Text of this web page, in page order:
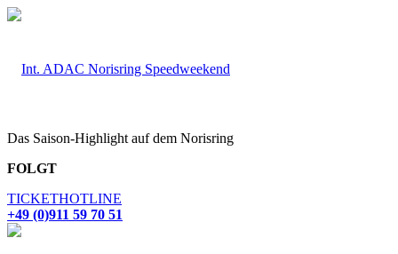
Das Saison-Highlight auf dem Norisring
FOLGT
TICKETHOTLINE
+49 (0)911 59 70 51